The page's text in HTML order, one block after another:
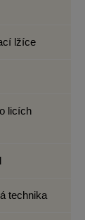
lžíce
licích
technika